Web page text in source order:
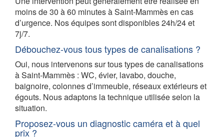
moins de 30 à 60 minutes à Saint-Mammès en cas
d’urgence. Nos équipes sont disponibles 24h/24 et
7j/7.
Débouchez-vous tous types de canalisations ?
Oui, nous intervenons sur tous types de canalisations
à Saint-Mammès : WC, évier, lavabo, douche,
baignoire, colonnes d’immeuble, réseaux extérieurs et
égouts. Nous adaptons la technique utilisée selon la
situation.
Proposez-vous un diagnostic caméra et à quel
prix ?